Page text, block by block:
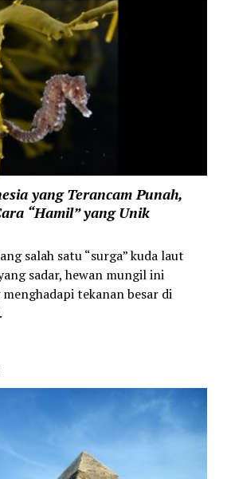
yang Terancam Punah,
“Hamil” yang Unik
salah satu “surga” kuda laut
sadar, hewan mungil ini
tekanan besar di